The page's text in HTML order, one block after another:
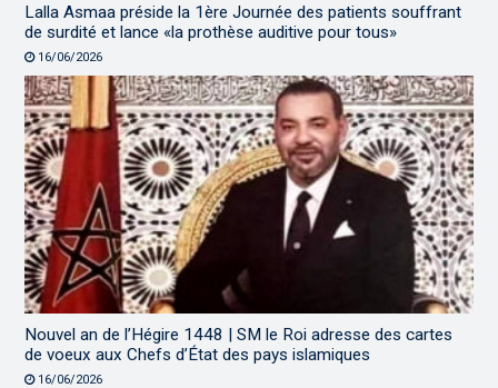
Lalla Asmaa préside la 1ère Journée des patients souffrant
de surdité et lance «la prothèse auditive pour tous»
16/06/2026
Nouvel an de l’Hégire 1448 | SM le Roi adresse des cartes
de voeux aux Chefs d’État des pays islamiques
16/06/2026